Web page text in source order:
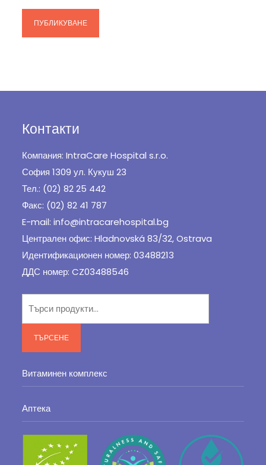
Контакти
Компания: IntraCare Hospital s.r.o.
София 1309 ул. Кукуш 23
Тел.: (02) 82 25 442
Факс: (02) 82 41 787
E-mail: info@intracarehospital.bg
Централен офис: Hladnovská 83/32, Ostrava
Идентификационен номер: 03488213
ДДС номер: CZ03488546
ТЪРСЕНЕ
Витаминен комплекс
Аптека